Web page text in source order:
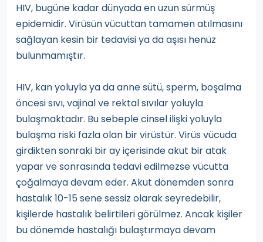
HIV, bugüne kadar dünyada en uzun sürmüş
epidemidir. Virüsün vücuttan tamamen atılmasını
sağlayan kesin bir tedavisi ya da aşısı henüz
bulunmamıştır.
HIV, kan yoluyla ya da anne sütü, sperm, boşalma
öncesi sıvı, vajinal ve rektal sıvılar yoluyla
bulaşmaktadır. Bu sebeple cinsel ilişki yoluyla
bulaşma riski fazla olan bir virüstür. Virüs vücuda
girdikten sonraki bir ay içerisinde akut bir atak
yapar ve sonrasında tedavi edilmezse vücutta
çoğalmaya devam eder. Akut dönemden sonra
hastalık 10-15 sene sessiz olarak seyredebilir,
kişilerde hastalık belirtileri görülmez. Ancak kişiler
bu dönemde hastalığı bulaştırmaya devam